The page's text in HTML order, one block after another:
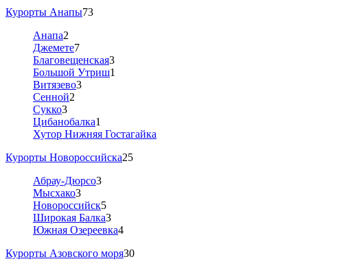
Курорты Анапы73
Анапа2
Джемете7
Благовещенская3
Большой Утриш1
Витязево3
Сенной2
Сукко3
Цибанобалка1
Хутор Нижняя Гостагайка
Курорты Новороссийска25
Абрау-Дюрсо3
Мысхако3
Новороссийск5
Широкая Балка3
Южная Озереевка4
Курорты Азовского моря30